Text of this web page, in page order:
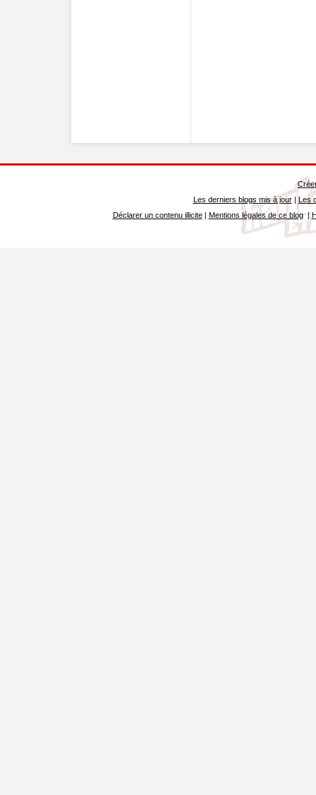
Les derniers blogs mis à jour| Les
Déclarer un contenu illicite| Mentions légales de ce blog|